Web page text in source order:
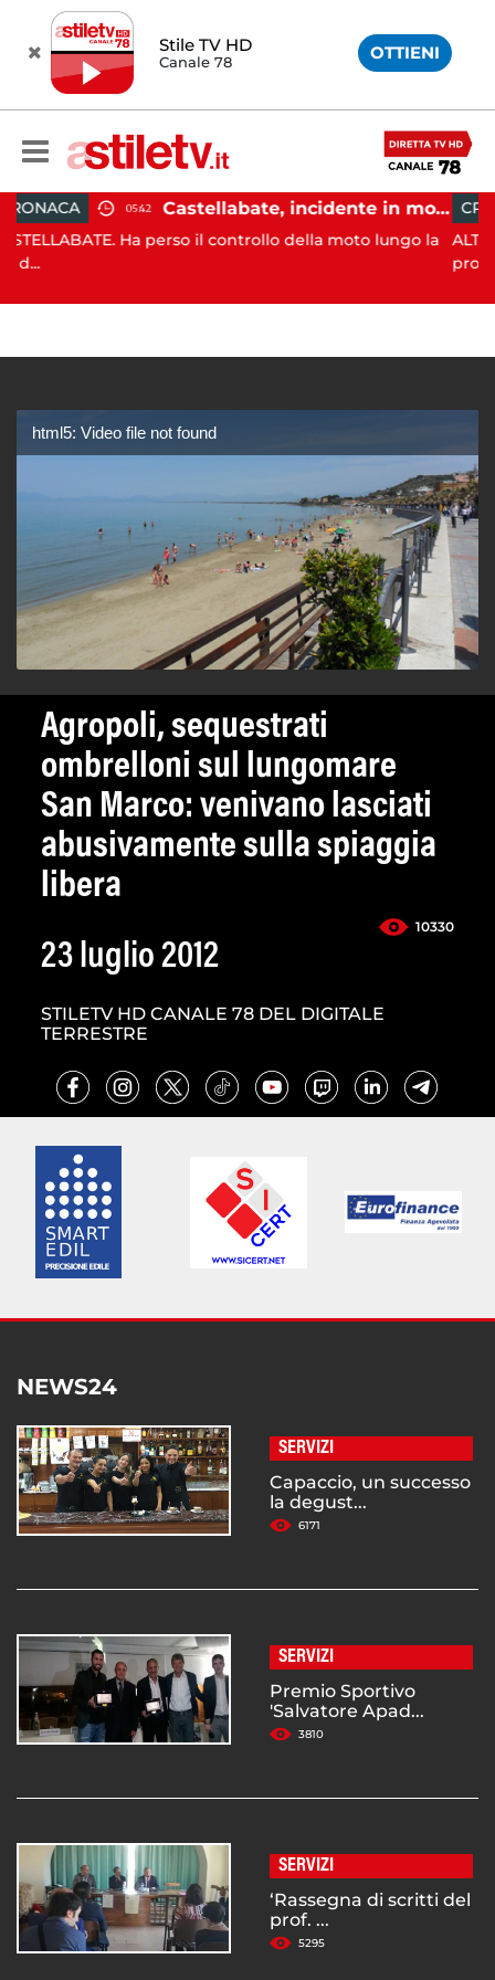
Stile TV HD
Canale 78 OTTIENI
05:42 Castellabate, incidente in moto: 27enne in ospedale
Ha perso il controllo della moto lungo la
CRONACA 18:11
ALTAVILLA
html5: Video file not found
Agropoli, sequestrati
ombrelloni sul lungomare
San Marco: venivano lasciati
abusivamente sulla spiaggia
libera
10330
23 luglio 2012
STILETV HD CANALE 78 DEL DIGITALE
TERRESTRE
NEWS24
SERVIZI
Capaccio, un successo
la degust...
6171
SERVIZI
Premio Sportivo
'Salvatore Apad...
3810
SERVIZI
‘Rassegna di scritti del
prof. ...
5295